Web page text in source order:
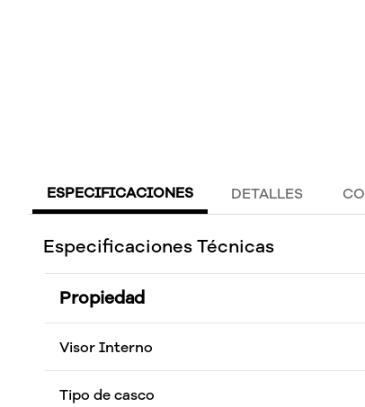
ESPECIFICACIONES DETALLES
Especificaciones Técnicas
Propiedad
Visor Interno
Tipo de casco